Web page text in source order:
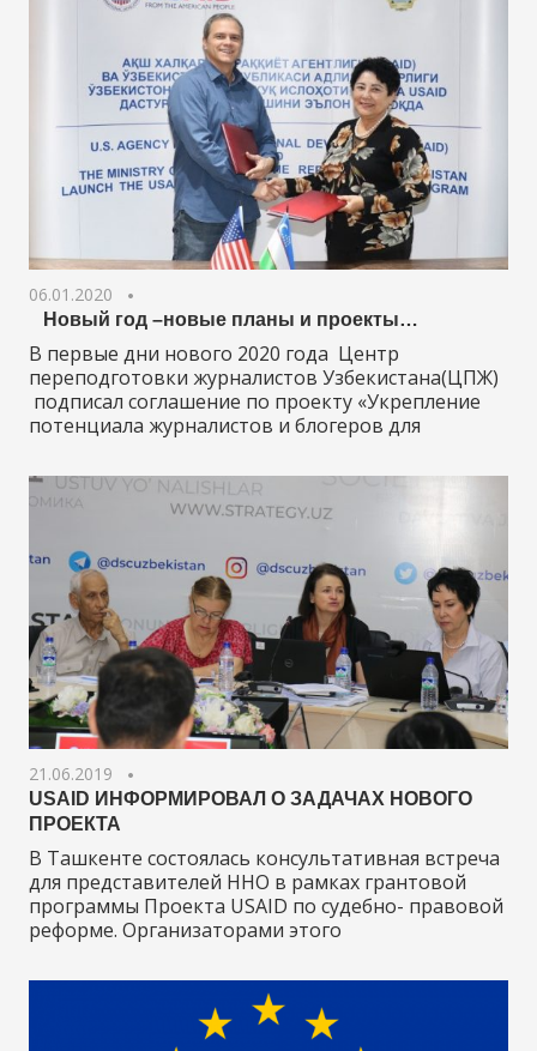
06.01.2020
Новый год –новые планы и проекты…
В первые дни нового 2020 года Центр
переподготовки журналистов Узбекистана(ЦПЖ)
подписал соглашение по проекту «Укрепление
потенциала журналистов и блогеров для
21.06.2019
USAID ИНФОРМИРОВАЛ О ЗАДАЧАХ НОВОГО
ПРОЕКТА
В Ташкенте состоялась консультативная встреча
для представителей ННО в рамках грантовой
программы Проекта USAID по судебно- правовой
реформе. Организаторами этого